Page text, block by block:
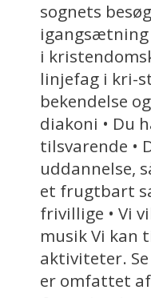
sognets
igangsætning
i
linjefag i kri-
bekendelse
diakoni • Du
tilsvarende •
uddannelse,
et frugtbart
frivillige • Vi
musik Vi kan
aktiviteter.
er omfattet